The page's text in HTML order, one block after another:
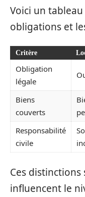
Voici un
obligations et
Critère
Obligation
légale
Biens
couverts
Responsabilité
civile
Ces distinctions
influencent le